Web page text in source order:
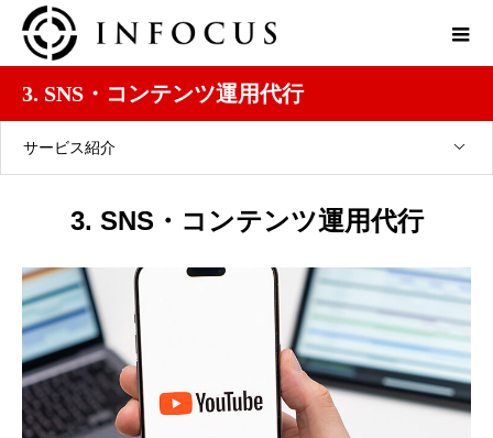
3. SNS・コンテンツ運用代行
サービス紹介
3. SNS・コンテンツ運用代行